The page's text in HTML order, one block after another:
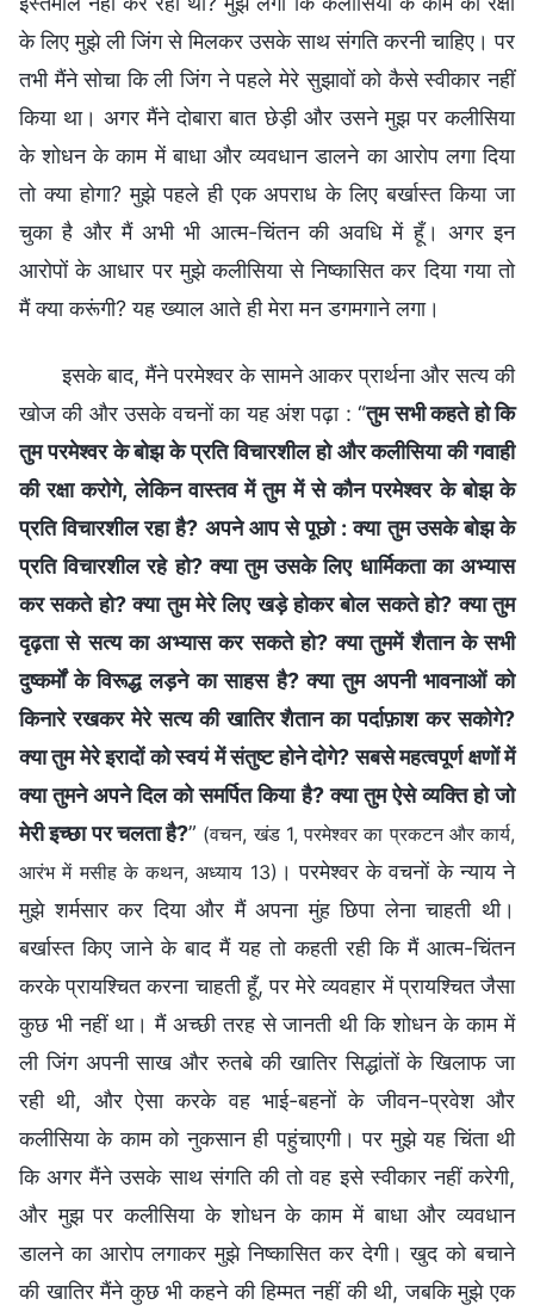
के लिए मुझे ली जिंग से मिलकर उसके साथ संगति करनी चाहिए। पर
तभी मैंने सोचा कि ली जिंग ने पहले मेरे सुझावों को कैसे स्वीकार नहीं
किया था। अगर मैंने दोबारा बात छेड़ी और उसने मुझ पर कलीसिया
के शोधन के काम में बाधा और व्यवधान डालने का आरोप लगा दिया
तो क्या होगा? मुझे पहले ही एक अपराध के लिए बर्खास्त किया जा
चुका है और मैं अभी भी आत्म-चिंतन की अवधि में हूँ। अगर इन
आरोपों के आधार पर मुझे कलीसिया से निष्कासित कर दिया गया तो
मैं क्या करूंगी? यह ख्याल आते ही मेरा मन डगमगाने लगा।
इसके बाद, मैंने परमेश्वर के सामने आकर प्रार्थना और सत्य की
खोज की और उसके वचनों का यह अंश पढ़ा : “तुम सभी कहते हो कि
तुम परमेश्वर के बोझ के प्रति विचारशील हो और कलीसिया की गवाही
की रक्षा करोगे, लेकिन वास्तव में तुम में से कौन परमेश्वर के बोझ के
प्रति विचारशील रहा है? अपने आप से पूछो : क्या तुम उसके बोझ के
प्रति विचारशील रहे हो? क्या तुम उसके लिए धार्मिकता का अभ्यास
कर सकते हो? क्या तुम मेरे लिए खड़े होकर बोल सकते हो? क्या तुम
दृढ़ता से सत्य का अभ्यास कर सकते हो? क्या तुममें शैतान के सभी
दुष्कर्मों के विरूद्ध लड़ने का साहस है? क्या तुम अपनी भावनाओं को
किनारे रखकर मेरे सत्य की खातिर शैतान का पर्दाफ़ाश कर सकोगे?
क्या तुम मेरे इरादों को स्वयं में संतुष्ट होने दोगे? सबसे महत्वपूर्ण क्षणों में
क्या तुमने अपने दिल को समर्पित किया है? क्या तुम ऐसे व्यक्ति हो जो
मेरी इच्छा पर चलता है?” (वचन, खंड 1, परमेश्वर का प्रकटन और कार्य,
आरंभ में मसीह के कथन, अध्याय 13) । परमेश्वर के वचनों के न्याय ने
मुझे शर्मसार कर दिया और मैं अपना मुंह छिपा लेना चाहती थी।
बर्खास्त किए जाने के बाद मैं यह तो कहती रही कि मैं आत्म-चिंतन
करके प्रायश्चित करना चाहती हूँ, पर मेरे व्यवहार में प्रायश्चित जैसा
कुछ भी नहीं था। मैं अच्छी तरह से जानती थी कि शोधन के काम में
ली जिंग अपनी साख और रुतबे की खातिर सिद्धांतों के खिलाफ जा
रही थी, और ऐसा करके वह भाई-बहनों के जीवन-प्रवेश और
कलीसिया के काम को नुकसान ही पहुंचाएगी। पर मुझे यह चिंता थी
कि अगर मैंने उसके साथ संगति की तो वह इसे स्वीकार नहीं करेगी,
और मुझ पर कलीसिया के शोधन के काम में बाधा और व्यवधान
डालने का आरोप लगाकर मुझे निष्कासित कर देगी। खुद को बचाने
की खातिर मैंने कुछ भी कहने की हिम्मत नहीं की थी, जबकि मुझे एक